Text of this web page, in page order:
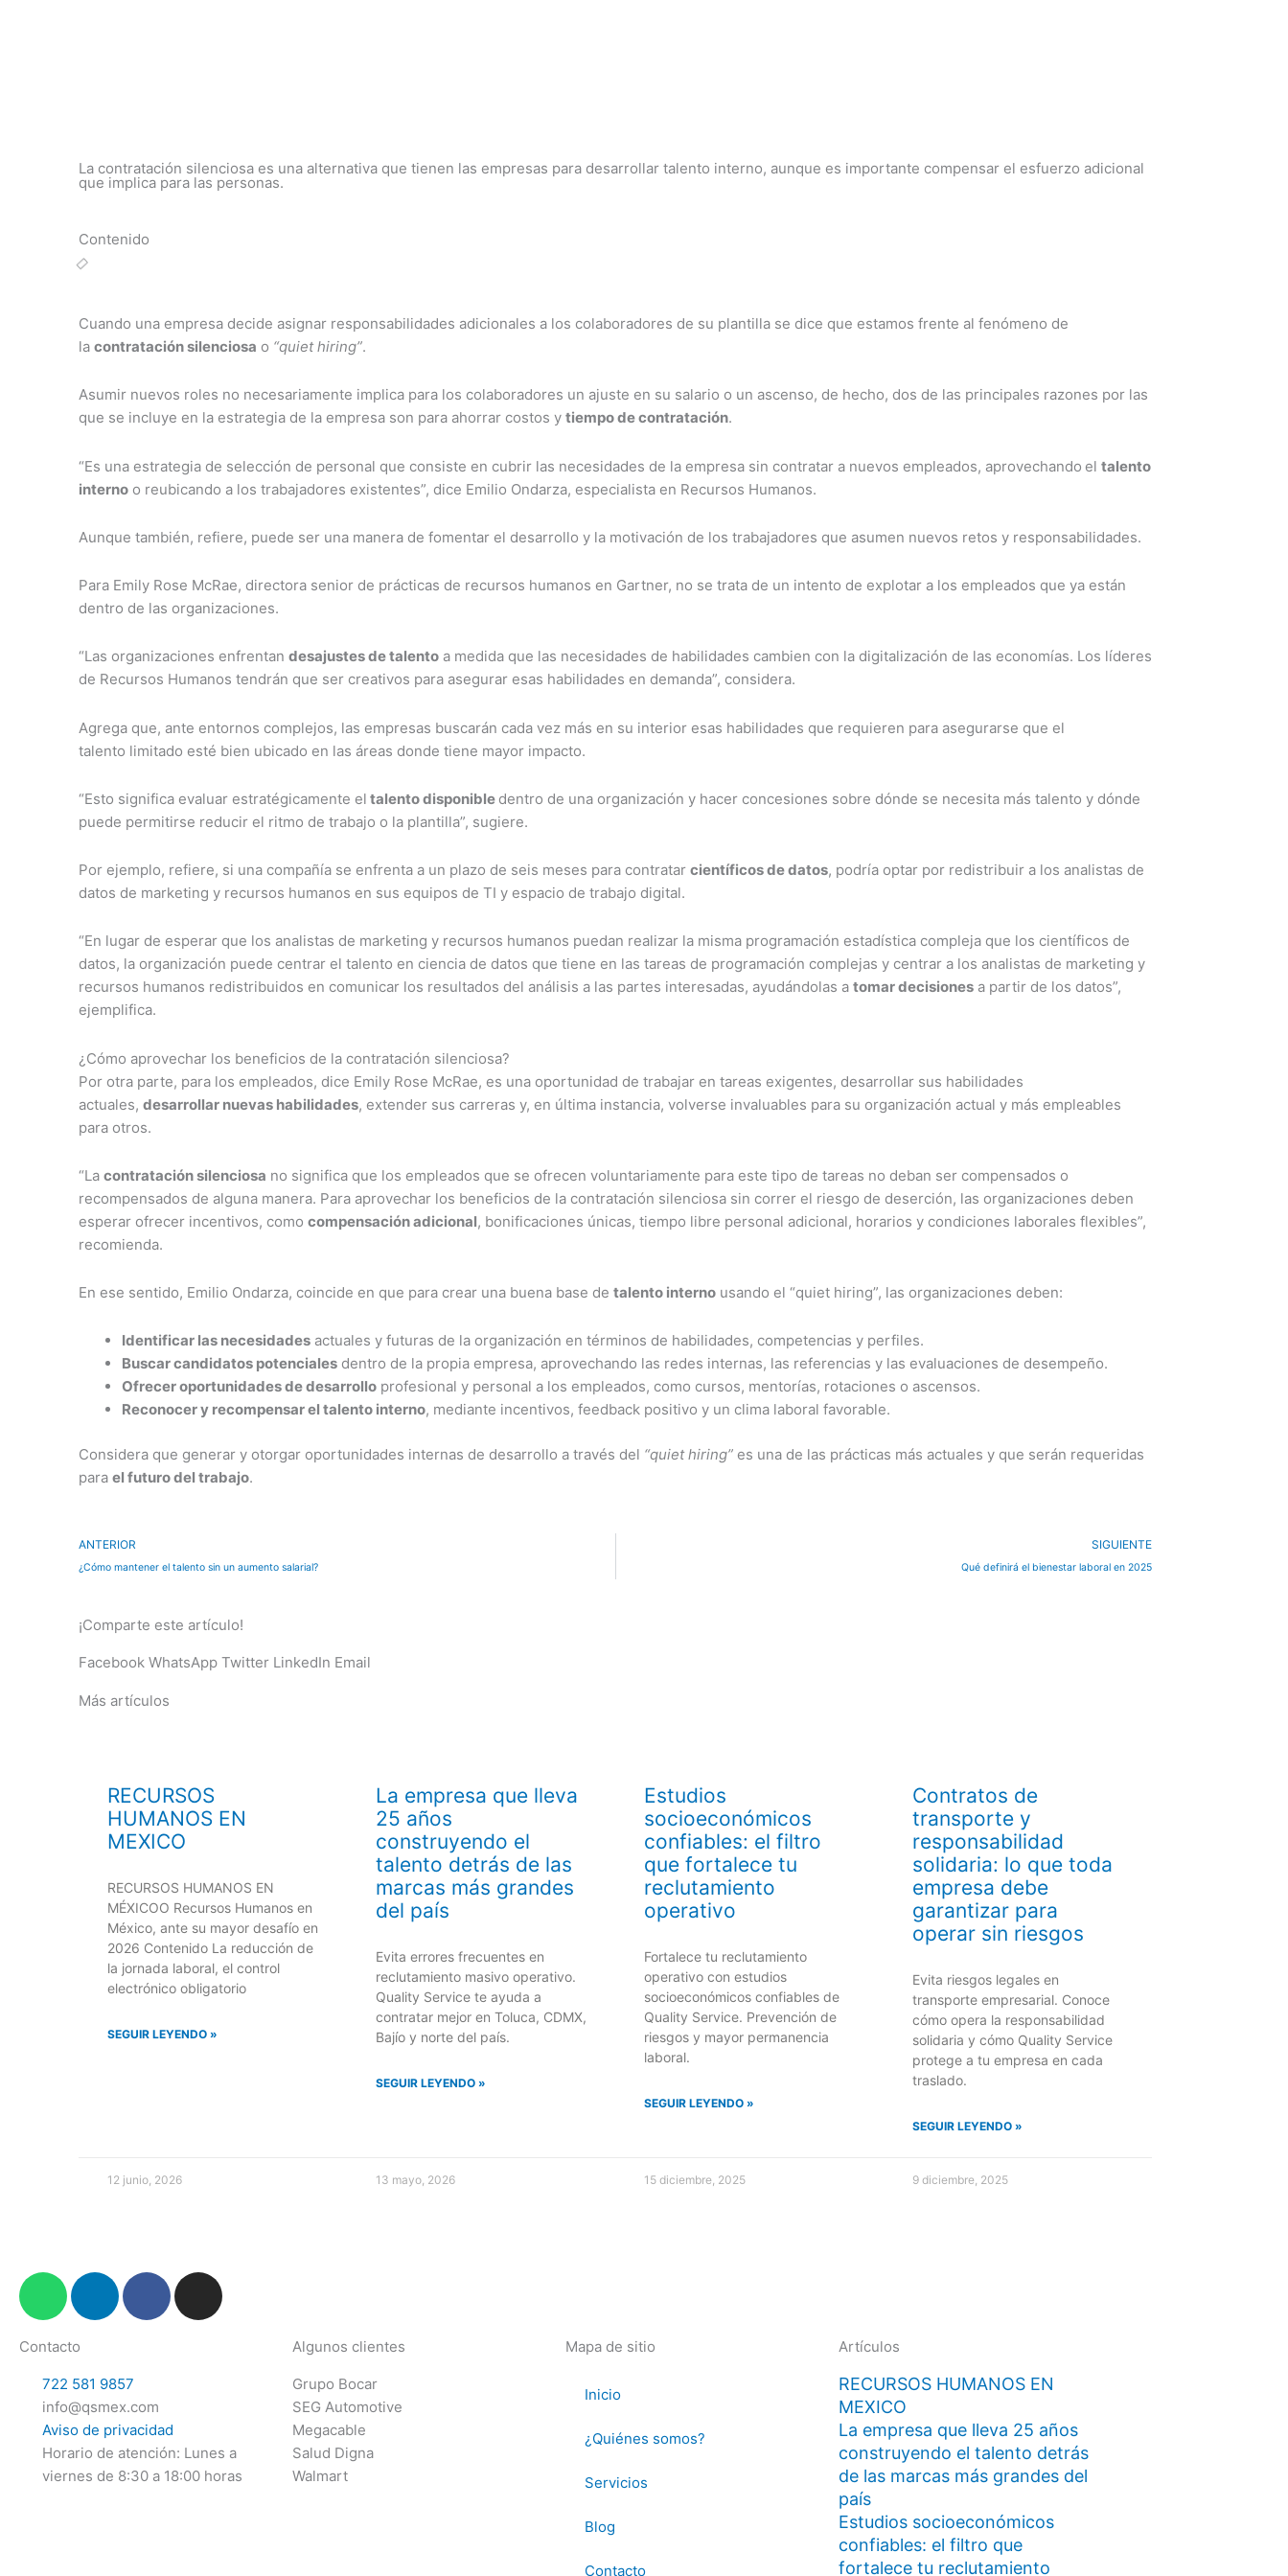
La contratación silenciosa es una alternativa que tienen las empresas para desarrollar talento interno, aunque es importante compensar el esfuerzo adicional
que implica para las personas.
Contenido
Cuando una empresa decide asignar responsabilidades adicionales a los colaboradores de su plantilla se dice que estamos frente al fenómeno de
la contratación silenciosa o “quiet hiring”.
Asumir nuevos roles no necesariamente implica para los colaboradores un ajuste en su salario o un ascenso, de hecho, dos de las principales razones por las
que se incluye en la estrategia de la empresa son para ahorrar costos y tiempo de contratación.
“Es una estrategia de selección de personal que consiste en cubrir las necesidades de la empresa sin contratar a nuevos empleados, aprovechando el talento
interno o reubicando a los trabajadores existentes”, dice Emilio Ondarza, especialista en Recursos Humanos.
Aunque también, refiere, puede ser una manera de fomentar el desarrollo y la motivación de los trabajadores que asumen nuevos retos y responsabilidades.
Para Emily Rose McRae, directora senior de prácticas de recursos humanos en Gartner, no se trata de un intento de explotar a los empleados que ya están
dentro de las organizaciones.
“Las organizaciones enfrentan desajustes de talento a medida que las necesidades de habilidades cambien con la digitalización de las economías. Los líderes
de Recursos Humanos tendrán que ser creativos para asegurar esas habilidades en demanda”, considera.
Agrega que, ante entornos complejos, las empresas buscarán cada vez más en su interior esas habilidades que requieren para asegurarse que el
talento limitado esté bien ubicado en las áreas donde tiene mayor impacto.
“Esto significa evaluar estratégicamente el talento disponible dentro de una organización y hacer concesiones sobre dónde se necesita más talento y dónde
puede permitirse reducir el ritmo de trabajo o la plantilla”, sugiere.
Por ejemplo, refiere, si una compañía se enfrenta a un plazo de seis meses para contratar científicos de datos, podría optar por redistribuir a los analistas de
datos de marketing y recursos humanos en sus equipos de TI y espacio de trabajo digital.
“En lugar de esperar que los analistas de marketing y recursos humanos puedan realizar la misma programación estadística compleja que los científicos de
datos, la organización puede centrar el talento en ciencia de datos que tiene en las tareas de programación complejas y centrar a los analistas de marketing y
recursos humanos redistribuidos en comunicar los resultados del análisis a las partes interesadas, ayudándolas a tomar decisiones a partir de los datos”,
ejemplifica.
¿Cómo aprovechar los beneficios de la contratación silenciosa?
Por otra parte, para los empleados, dice Emily Rose McRae, es una oportunidad de trabajar en tareas exigentes, desarrollar sus habilidades
actuales, desarrollar nuevas habilidades, extender sus carreras y, en última instancia, volverse invaluables para su organización actual y más empleables
para otros.
“La contratación silenciosa no significa que los empleados que se ofrecen voluntariamente para este tipo de tareas no deban ser compensados o
recompensados de alguna manera. Para aprovechar los beneficios de la contratación silenciosa sin correr el riesgo de deserción, las organizaciones deben
esperar ofrecer incentivos, como compensación adicional, bonificaciones únicas, tiempo libre personal adicional, horarios y condiciones laborales flexibles”,
recomienda.
En ese sentido, Emilio Ondarza, coincide en que para crear una buena base de talento interno usando el “quiet hiring”, las organizaciones deben:
Identificar las necesidades actuales y futuras de la organización en términos de habilidades, competencias y perfiles.
Buscar candidatos potenciales dentro de la propia empresa, aprovechando las redes internas, las referencias y las evaluaciones de desempeño.
Ofrecer oportunidades de desarrollo profesional y personal a los empleados, como cursos, mentorías, rotaciones o ascensos.
Reconocer y recompensar el talento interno, mediante incentivos, feedback positivo y un clima laboral favorable.
Considera que generar y otorgar oportunidades internas de desarrollo a través del “quiet hiring” es una de las prácticas más actuales y que serán requeridas
para el futuro del trabajo.
Previo
ANTERIOR
¿Cómo mantener el talento sin un aumento salarial?
SIGUIENTE
Qué definirá el bienestar laboral en 2025
Next
¡Comparte este artículo!
Facebook WhatsApp Twitter LinkedIn Email
Más artículos
RECURSOS
HUMANOS EN
MEXICO
RECURSOS HUMANOS EN
MÉXICOO Recursos Humanos en
México, ante su mayor desafío en
2026 Contenido La reducción de
la jornada laboral, el control
electrónico obligatorio
SEGUIR LEYENDO »
12 junio, 2026
La empresa que lleva
25 años
construyendo el
talento detrás de las
marcas más grandes
del país
Evita errores frecuentes en
reclutamiento masivo operativo.
Quality Service te ayuda a
contratar mejor en Toluca, CDMX,
Bajío y norte del país.
SEGUIR LEYENDO »
13 mayo, 2026
Estudios
socioeconómicos
confiables: el filtro
que fortalece tu
reclutamiento
operativo
Fortalece tu reclutamiento
operativo con estudios
socioeconómicos confiables de
Quality Service. Prevención de
riesgos y mayor permanencia
laboral.
SEGUIR LEYENDO »
15 diciembre, 2025
Contratos de
transporte y
responsabilidad
solidaria: lo que toda
empresa debe
garantizar para
operar sin riesgos
Evita riesgos legales en
transporte empresarial. Conoce
cómo opera la responsabilidad
solidaria y cómo Quality Service
protege a tu empresa en cada
traslado.
SEGUIR LEYENDO »
9 diciembre, 2025
W
t
s
a
p
p
L
e
d
i
n
F
o
o
k
I
a
m
Contacto
722 581 9857
info@qsmex.com
Aviso de privacidad
Horario de atención: Lunes a
viernes de 8:30 a 18:00 horas
Algunos clientes
Grupo Bocar
SEG Automotive
Megacable
Salud Digna
Walmart
Mapa de sitio
Inicio
¿Quiénes somos?
Servicios
Blog
Contacto
Artículos
RECURSOS HUMANOS EN
MEXICO
La empresa que lleva 25 años
construyendo el talento detrás
de las marcas más grandes del
país
Estudios socioeconómicos
confiables: el filtro que
fortalece tu reclutamiento